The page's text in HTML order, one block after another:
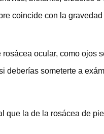
coincide con la
ocular, como
someterte a
la de la rosácea de